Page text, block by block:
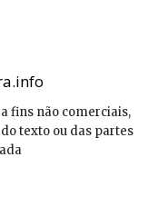
fins não comerciais,
texto ou das partes